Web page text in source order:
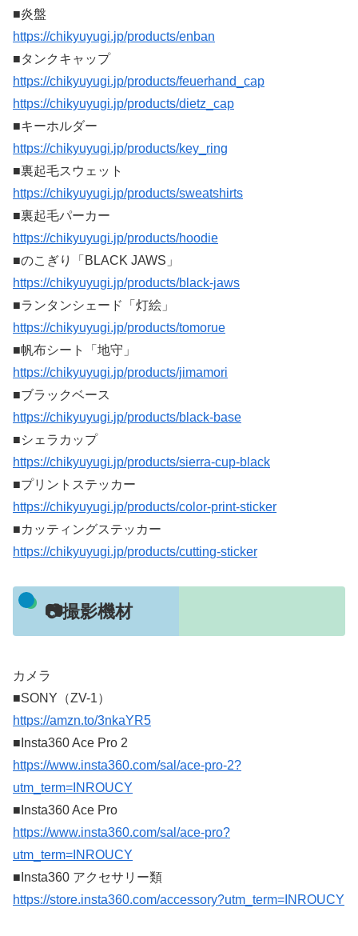
■炎盤
https://chikyuyugi.jp/products/enban
■タンクキャップ
https://chikyuyugi.jp/products/feuerhand_cap
https://chikyuyugi.jp/products/dietz_cap
■キーホルダー
https://chikyuyugi.jp/products/key_ring
■裏起毛スウェット
https://chikyuyugi.jp/products/sweatshirts
■裏起毛パーカー
https://chikyuyugi.jp/products/hoodie
■のこぎり「BLACK JAWS」
https://chikyuyugi.jp/products/black-jaws
■ランタンシェード「灯絵」
https://chikyuyugi.jp/products/tomorue
■帆布シート「地守」
https://chikyuyugi.jp/products/jimamori
■ブラックベース
https://chikyuyugi.jp/products/black-base
■シェラカップ
https://chikyuyugi.jp/products/sierra-cup-black
■プリントステッカー
https://chikyuyugi.jp/products/color-print-sticker
■カッティングステッカー
https://chikyuyugi.jp/products/cutting-sticker
📷撮影機材
カメラ
■SONY（ZV-1）
https://amzn.to/3nkaYR5
■Insta360 Ace Pro 2
https://www.insta360.com/sal/ace-pro-2?
utm_term=INROUCY
■Insta360 Ace Pro
https://www.insta360.com/sal/ace-pro?
utm_term=INROUCY
■Insta360 アクセサリー類
https://store.insta360.com/accessory?utm_term=INROUCY